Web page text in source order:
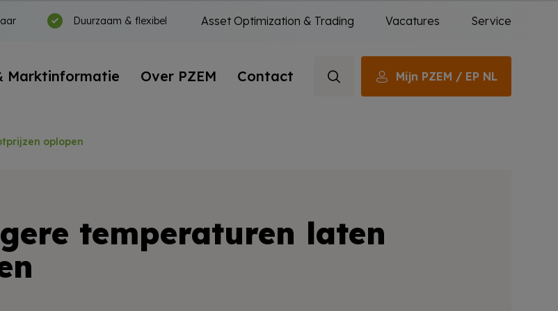
Duurzaam & flexibel Asset Optimization & Trading Vacatures Service
Marktinformatie Over PZEM Contact Mijn PZEM / EP NL
oplopen
temperaturen laten